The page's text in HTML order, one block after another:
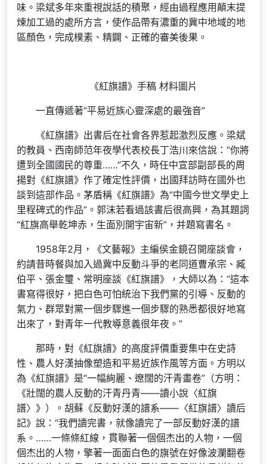
味。梁斌多年來重視說話的積聚，經由過程應用顛末提
煉加工過的處所方言，使作品帶有濃重的冀中地域的地
區顏色，完成樸素、精闢、正確的審美後果。
《紅旗譜》手稿 材料圖片
一直傳遞著“平易近族心靈深處的最強音”
《紅旗譜》出書后在社會各界惹起激烈反應。梁斌
的教員、西南師范年夜學代表校長丁浩川來信說：“你將
遭到全國國民的尊重……”不久，時任中宣部副部長的周
揚對《紅旗譜》作了確定性評價，出國拜訪時在國外也
談到這部作品。茅盾稱《紅旗譜》為“中國今世文學史上
里程碑式的作品”。郭沫若看過該書后很高興，為其題詞
“紅旗高舉乾坤赤，生面別開宇宙新”，并題寫書名。
1958年2月，《文藝報》主編侯金鏡召開座談會，
約請昔時餐與加入過冀中反動斗爭的老同道曹承宗、臧
伯平、張金璽、常明座談《紅旗譜》，大師以為：“這本
書寫得很好，把白色可怕統治下我們黨的引導、反動的
氣力、群眾對黨一個步驟進一個步驟的熟悉都很好地寫
出來了，對青年一代教導意義很年夜。”
那時，對《紅旗譜》的高度評價重要集中在史詩
性、農人好漢抽像塑造和平易近族作風等方面。方明以
為《紅旗譜》是“一幅絢麗、遼闊的汗青畫卷”（方明：
《壯闊的農人反動的汗青丹青——讀小說〈紅旗
譜〉》）。胡蘇《反動好漢的譜系——〈紅旗譜〉讀后
記》說：“我們讀完書，就像讀完了一部反動好漢的譜
系。……一條條紅線，貫聯著一個個杰出的人物，一個
個杰出的人物，擎著一面面白色的旗號在好像波瀾翻卷